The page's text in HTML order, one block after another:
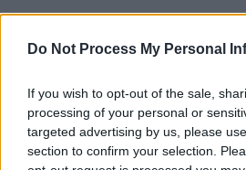
Do Not Process My Personal
If you wish to opt-out of the sale,
processing of your personal or
targeted advertising by us, please
section to confirm your selection.
συνύπαρξηςκαι
Βουλευτές, μετά την
πρώτης ημέρας, έκαναν
διαφορετικήκαι